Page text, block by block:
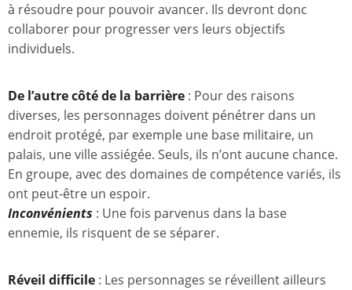
à résoudre pour pouvoir avancer. Ils devront donc
collaborer pour progresser vers leurs objectifs
individuels.
De l’autre côté de la barrière : Pour des raisons
diverses, les personnages doivent pénétrer dans un
endroit protégé, par exemple une base militaire, un
palais, une ville assiégée. Seuls, ils n’ont aucune chance.
En groupe, avec des domaines de compétence variés, ils
ont peut-être un espoir.
Inconvénients : Une fois parvenus dans la base
ennemie, ils risquent de se séparer.
Réveil difficile : Les personnages se réveillent ailleurs